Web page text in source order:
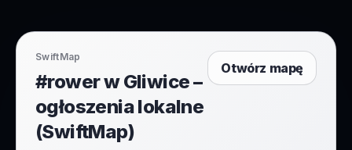
SwiftMap
#rower w Gliwice –
ogłoszenia lokalne
(SwiftMap)
Otwórz mapę